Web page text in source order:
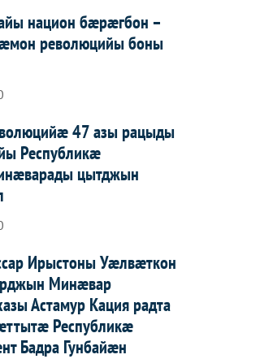
национ бæрæгбон –
революцийы боны
47 азы рацыды
Республикæ
цытджын
Ирыстоны Уæлвæткон
Минæвар
Астамур Кация радта
Республикæ
Бадра Гунбайæн